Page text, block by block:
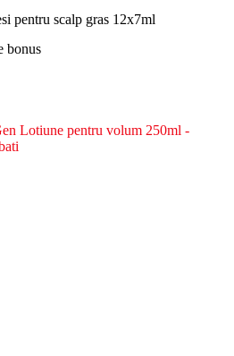
pentru scalp gras 12x7ml
bonus